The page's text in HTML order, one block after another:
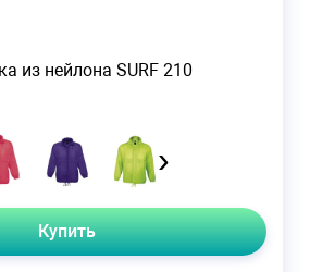
из нейлона SURF 210
›
Купить